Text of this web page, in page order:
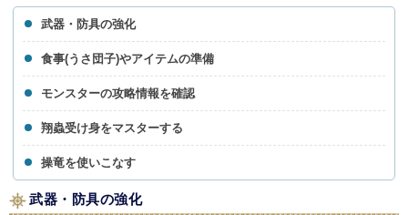
武器・防具の強化
食事(うさ団子)やアイテムの準備
モンスターの攻略情報を確認
翔蟲受け身をマスターする
操竜を使いこなす
武器・防具の強化